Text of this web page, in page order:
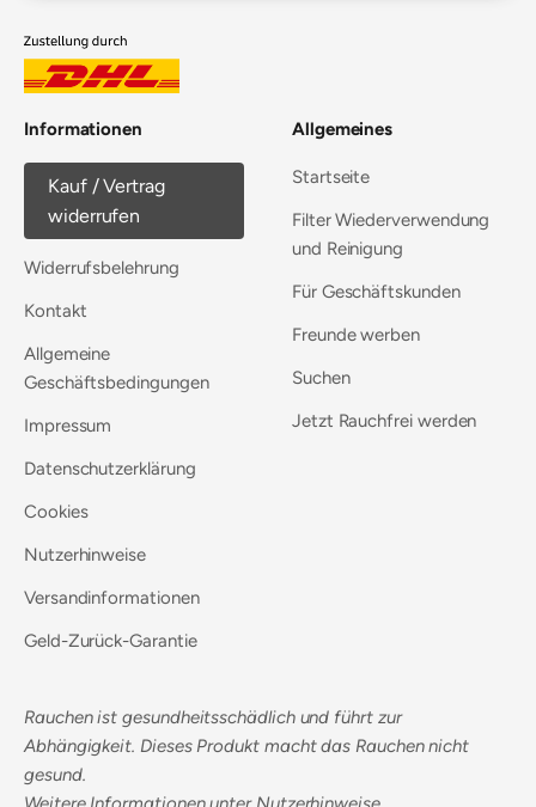
Informationen
Kauf / Vertrag
widerrufen
Widerrufsbelehrung
Kontakt
Allgemeine
Geschäftsbedingungen
Impressum
Datenschutzerklärung
Cookies
Nutzerhinweise
Versandinformationen
Geld-Zurück-Garantie
Allgemeines
Startseite
Filter Wiederverwendung
und Reinigung
Für Geschäftskunden
Freunde werben
Suchen
Jetzt Rauchfrei werden
Rauchen ist gesundheitsschädlich und führt zur
Abhängigkeit. Dieses Produkt macht das Rauchen nicht
gesund.